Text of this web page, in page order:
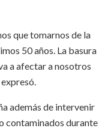
que tomarnos de la
50 años. La basura
a afectar a nosotros
además de intervenir
contaminados durante